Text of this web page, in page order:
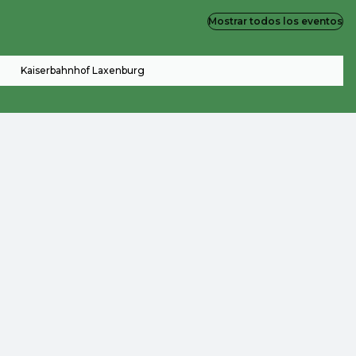
Kaiserbahnhof Laxenburg
Mostrar todos los eventos